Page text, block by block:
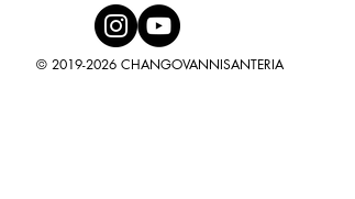
© 2019-2026 CHANGOVANNISANTERIA